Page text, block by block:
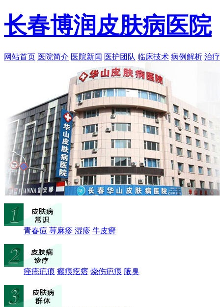
长春博润皮肤病医院
网站首页 医院简介 医院新闻 医护团队 临床技术 病例解析 治
青春痘 荨麻疹 湿疹 牛皮癣
痤疮疤痕 瘢痕疙瘩 烧伤疤痕 腋臭